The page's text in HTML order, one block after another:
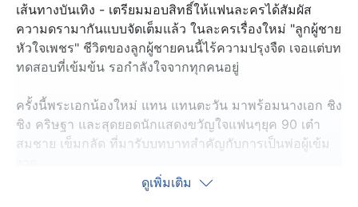
เส้นทางบันเทิง - เตรียมมอบสิทธิ์ให้แฟนละครได้สัมผัส
ความดรามากันแบบจัดเต็มแล้ว ในละครเรื่องใหม่ "ลูกผู้ชาย
หัวใจเพชร" ชีวิตของลูกผู้ชายคนนี้ไร้ความปรุงจืด เจอแต่บท
ทดสอบที่เข้มข้น รอกำลังใจจากทุกคนอยู่
ครั้งนี้พระเอกน้องใหม่ แทน แทนตะวัน มาพร้อมนางเอก ชิง
ชิง คริษฐา และสุดยอดนักแสดงขวัญใจแฟนๆยุค 90 เต๋า
สมชาย เข็มกลัด ที่มารับบทบาทสำคัญกับการเป็นพ่อผู้เข้ม
ดูเพิ่มเติม